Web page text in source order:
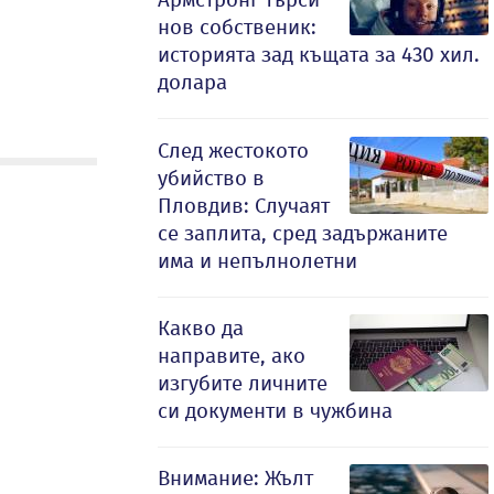
нов собственик:
историята зад къщата за 430 хил.
долара
След жестокото
убийство в
Пловдив: Случаят
се заплита, сред задържаните
има и непълнолетни
Какво да
направите, ако
изгубите личните
си документи в чужбина
Внимание: Жълт